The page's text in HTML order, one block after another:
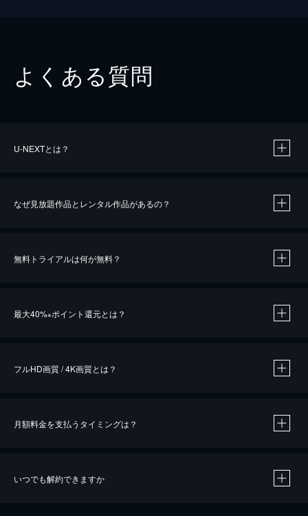
よくある質問
U-NEXTとは？
なぜ見放題作品とレンタル作品があるの？
無料トライアルは何が無料？
最大40%※ポイント還元とは？
※40％ポイント還元の対象は、クレジットカード決済による作品の購入 / レンタルです。
フルHD画質 / 4K画質とは？
月額料金を支払うタイミングは？
いつでも解約できますか